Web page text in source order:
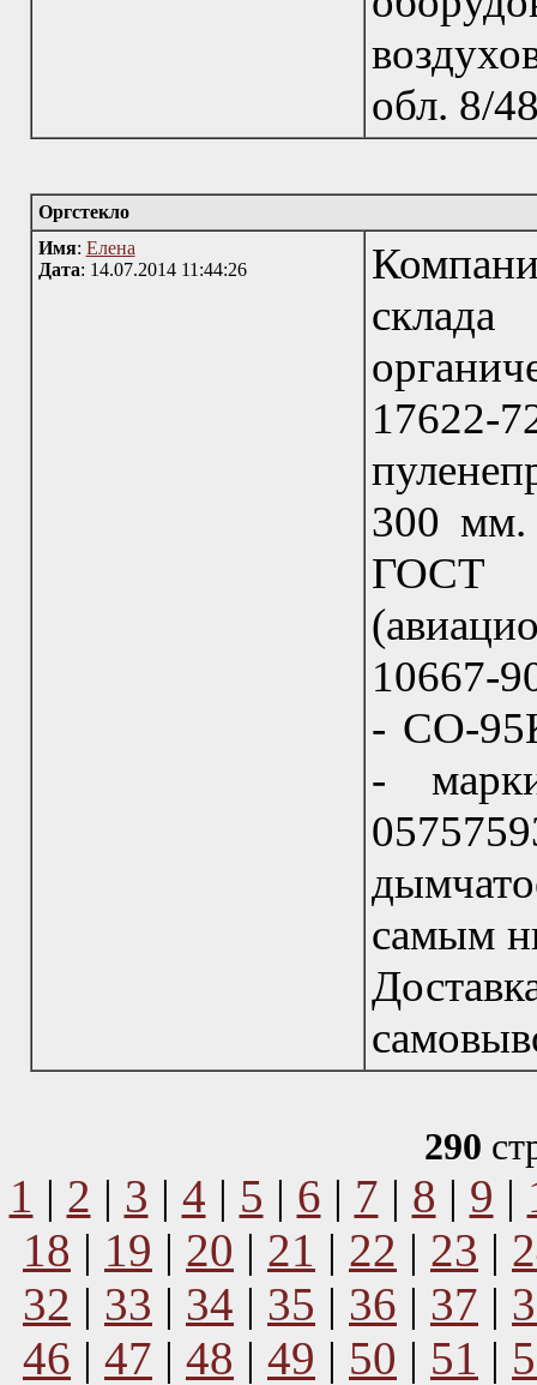
обл. 8/
Оргстекло
Имя: Елена
Дата: 14.07.2014 11:44:26
300
ГОСТ
10667-
- СО-
-
самым
290
1 | 2 | 3 | 4 | 5 | 6 | 7 | 8 | 9 |
18 | 19 | 20 | 21 | 22 | 23 |
32 | 33 | 34 | 35 | 36 | 37 |
46 | 47 | 48 | 49 | 50 | 51 |